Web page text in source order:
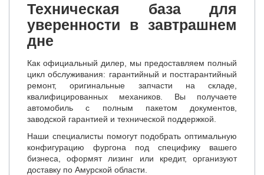
Техническая база для
уверенности в завтрашнем
дне
Как официальный дилер, мы предоставляем полный
цикл обслуживания: гарантийный и постгарантийный
ремонт, оригинальные запчасти на складе,
квалифицированных механиков. Вы получаете
автомобиль с полным пакетом документов,
заводской гарантией и технической поддержкой.
Наши специалисты помогут подобрать оптимальную
конфигурацию фургона под специфику вашего
бизнеса, оформят лизинг или кредит, организуют
доставку по Амурской области.